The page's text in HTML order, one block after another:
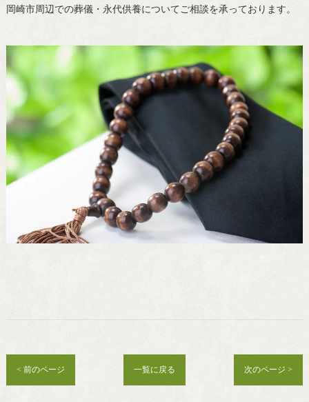
岡崎市周辺での葬儀・永代供養についてご相談を承っております。
< 前のページ 一覧に戻る 次のページ >